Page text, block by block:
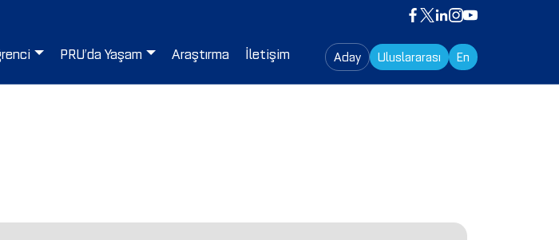
PRU’da Yaşam Araştırma İletişim Aday Uluslararası En